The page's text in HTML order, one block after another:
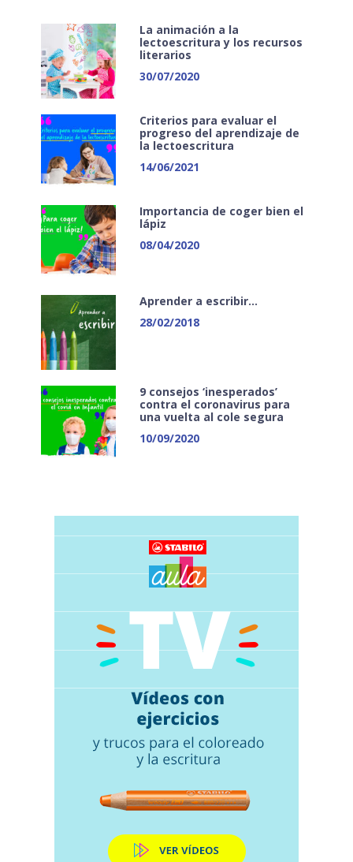
La animación a la
lectoescritura y los recursos
literarios
30/07/2020
Criterios para evaluar el
progreso del aprendizaje de
la lectoescritura
14/06/2021
Importancia de coger bien el
lápiz
08/04/2020
Aprender a escribir…
28/02/2018
9 consejos ‘inesperados’
contra el coronavirus para
una vuelta al cole segura
10/09/2020